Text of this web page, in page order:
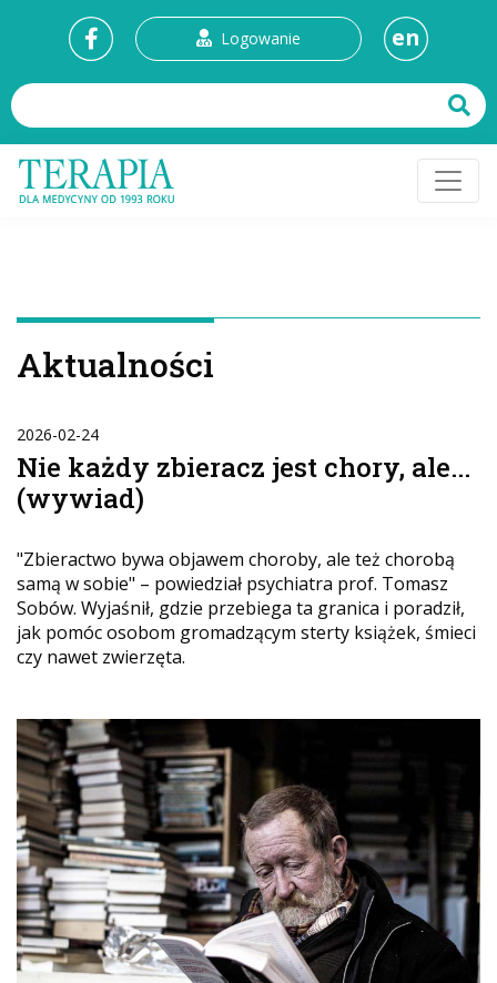
Logowanie en
Aktualności
2026-02-24
Nie każdy zbieracz jest chory, ale...
(wywiad)
"Zbieractwo bywa objawem choroby, ale też chorobą
samą w sobie" – powiedział psychiatra prof. Tomasz
Sobów. Wyjaśnił, gdzie przebiega ta granica i poradził,
jak pomóc osobom gromadzącym sterty książek, śmieci
czy nawet zwierzęta.